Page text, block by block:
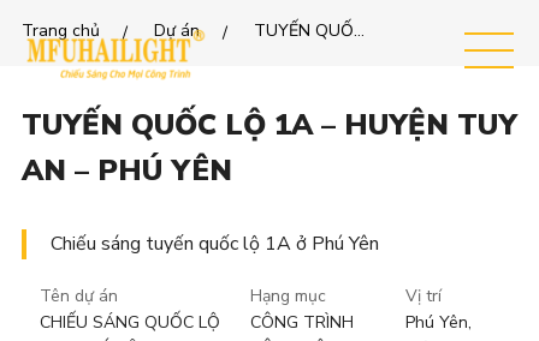
MEN
Trang chủ Dự án TUYẾN QUỐC LỘ 1A – HUYỆN TUY AN – PHÚ YÊN
TUYẾN QUỐC LỘ 1A – HUYỆN TUY
AN – PHÚ YÊN
Chiếu sáng tuyến quốc lộ 1A ở Phú Yên
Tên dự án Hạng mục
Vị trí
CHIẾU SÁNG QUỐC LỘ
CÔNG TRÌNH
Phú Yên,